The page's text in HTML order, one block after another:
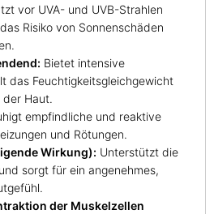
vor UVA- und UVB-Strahlen
Risiko von Sonnenschäden
Bietet intensive
das Feuchtigkeitsgleichgewicht
Haut.
empfindliche und reaktive
und Rötungen.
Wirkung): Unterstützt die
sorgt für ein angenehmes,
der Muskelzellen